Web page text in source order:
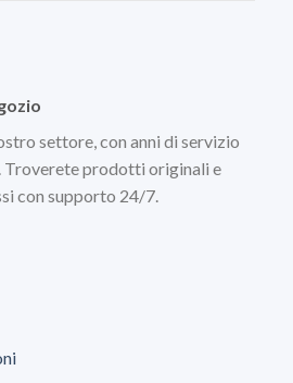
settore, con anni di servizio
prodotti originali e
con supporto 24/7.